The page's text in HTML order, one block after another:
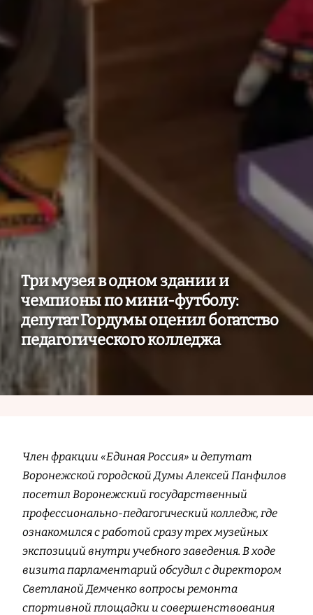
Три музея в одном здании и
чемпионы по мини-футболу:
депутат Гордумы оценил богатство
педагогического колледжа
Член фракции «Единая Россия» и депутат
Воронежской городской Думы Алексей Панфилов
посетил Воронежский государственный
профессионально-педагогический колледж, где
ознакомился с работой сразу трех музейных
экспозиций внутри учебного заведения. В ходе
визита парламентарий обсудил с директором
Светланой Демченко вопросы ремонта
спортивной площадки и совершенствования